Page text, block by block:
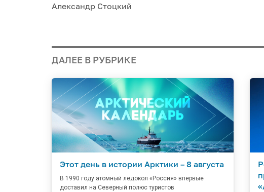
Александр Стоцкий
ДАЛЕЕ В РУБРИКЕ
Этот день в истории Арктики – 8 августа
В 1990 году атомный ледокол «Россия» впервые
доставил на Северный полюс туристов